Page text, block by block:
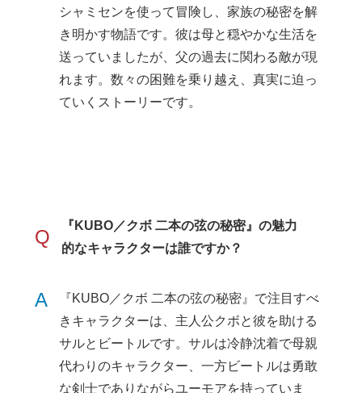
シャミセンを使って冒険し、家族の秘密を解
き明かす物語です。彼は母と穏やかな生活を
送っていましたが、父の過去に関わる敵が現
れます。数々の困難を乗り越え、真実に迫っ
ていくストーリーです。
Q
『KUBO／クボ 二本の弦の秘密』の魅力
的なキャラクターは誰ですか？
A
『KUBO／クボ 二本の弦の秘密』で注目すべ
きキャラクターは、主人公クボと彼を助ける
サルとビートルです。サルは冷静沈着で母親
代わりのキャラクター、一方ビートルは勇敢
な剣士でありながらユーモアを持っていま